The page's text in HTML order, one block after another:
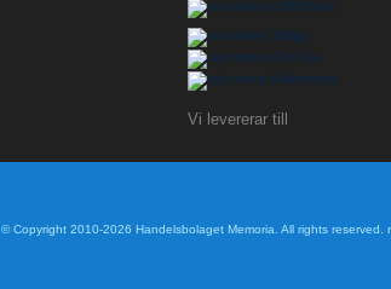
USB Minne
Tillägg
Om Oss
Referenser
Vi levererar till
© Copyright 2010-2026 Handelsbolaget Memoria. All rights reserved.